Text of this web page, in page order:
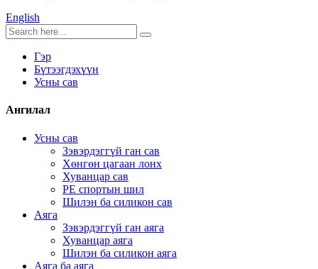
English
Гэр
Бүтээгдэхүүн
Усны сав
Ангилал
Усны сав
Зэвэрдэггүй ган сав
Хөнгөн цагаан лонх
Хуванцар сав
PE спортын шил
Шилэн ба силикон сав
Аяга
Зэвэрдэггүй ган аяга
Хуванцар аяга
Шилэн ба силикон аяга
Аяга ба аяга